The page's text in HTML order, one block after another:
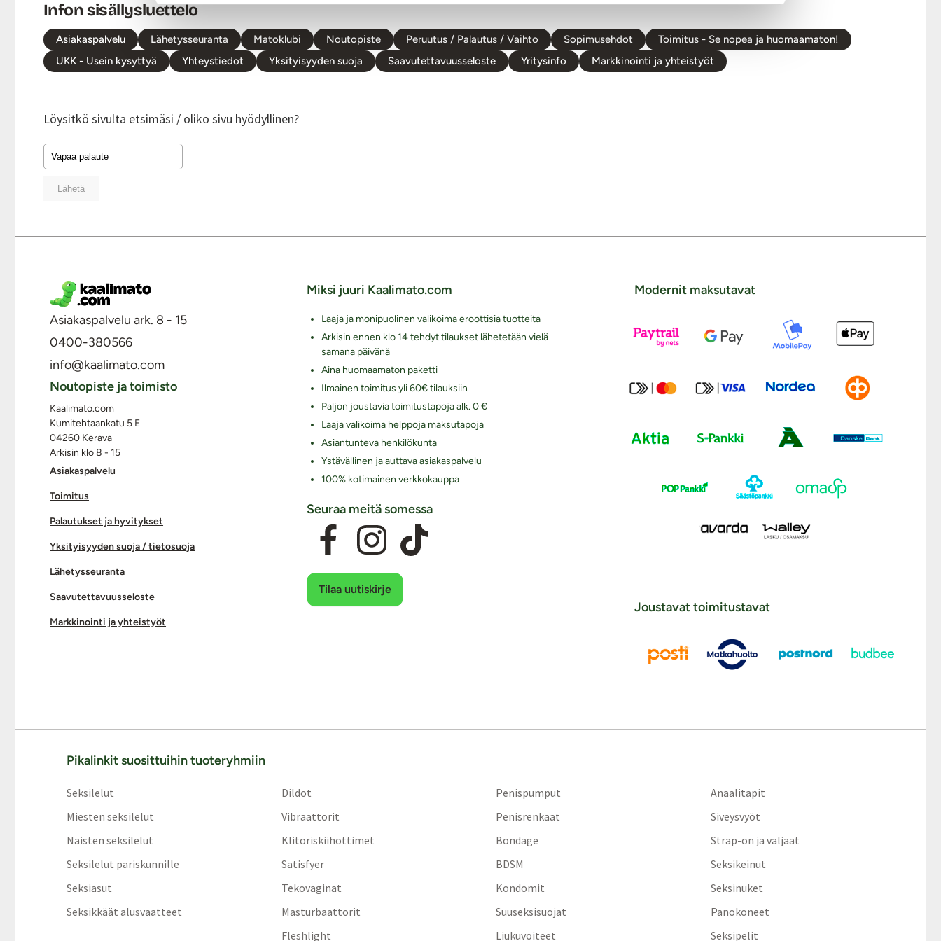
Infon sisällysluettelo
Asiakaspalvelu Lähetysseuranta Matoklubi Noutopiste Peruutus / Palautus / Vaihto Sopimusehdot
Toimitus - Se nopea ja huomaamaton!
UKK - Usein kysyttyä
Yhteystiedot Yksityisyyden suoja Saavutettavuusseloste Yritysinfo Markkinointi ja yhteistyöt
Löysitkö sivulta etsimäsi / oliko sivu hyödyllinen?
Lähetä
Asiakaspalvelu ark. 8 - 15
0400-380566
info@kaalimato.com
Asiakaspalvelu
Toimitus
Palautukset ja hyvitykset
Yksityisyyden suoja / tietosuoja
Lähetysseuranta
Saavutettavuusseloste
Markkinointi ja yhteistyöt
Noutopiste ja toimisto
Kaalimato.com
Kumitehtaankatu 5 E
04260 Kerava
Arkisin klo 8 - 15
Miksi juuri Kaalimato.com
Laaja ja monipuolinen valikoima eroottisia tuotteita
Arkisin ennen klo 14 tehdyt tilaukset lähetetään vielä
samana päivänä
Aina huomaamaton paketti
Ilmainen toimitus yli 60€ tilauksiin
Paljon joustavia toimitustapoja alk. 0 €
Laaja valikoima helppoja maksutapoja
Asiantunteva henkilökunta
Ystävällinen ja auttava asiakaspalvelu
100% kotimainen verkkokauppa
Seuraa meitä somessa
Tilaa uutiskirje
Modernit maksutavat
Joustavat toimitustavat
Pikalinkit suosittuihin tuoteryhmiin
Seksilelut
Miesten seksilelut
Naisten seksilelut
Seksilelut pariskunnille
Seksiasut
Seksikkäät alusvaatteet
Dildot
Vibraattorit
Klitoriskiihottimet
Satisfyer
Tekovaginat
Masturbaattorit
Fleshlight
Penispumput
Penisrenkaat
Bondage
BDSM
Kondomit
Suuseksisuojat
Liukuvoiteet
Anaalitapit
Siveysvyöt
Strap-on ja valjaat
Seksikeinut
Seksinuket
Panokoneet
Seksipelit